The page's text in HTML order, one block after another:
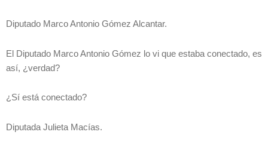
Diputado Marco Antonio Gómez Alcantar.
El Diputado Marco Antonio Gómez lo vi que estaba conectado, es
así, ¿verdad?
¿Sí está conectado?
Diputada Julieta Macías.